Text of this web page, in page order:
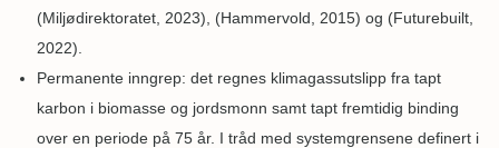
(Miljødirektoratet, 2023), (Hammervold, 2015) og (Futurebuilt,
2022).
Permanente inngrep: det regnes klimagassutslipp fra tapt
karbon i biomasse og jordsmonn samt tapt fremtidig binding
over en periode på 75 år. I tråd med systemgrensene definert i